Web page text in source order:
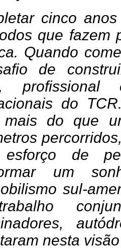
cinco
que fazem
Quando
de
do
mais do que
de
um
sul-
nesta